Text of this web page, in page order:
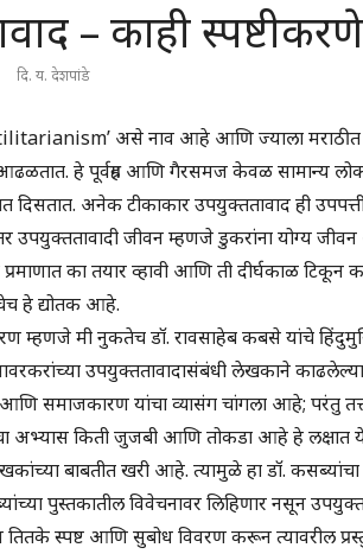
– काही स्पष्टीकरणे
दि. य. देशपांडे
असे नाव आहे आणि ज्याला मराठीत
हे पूर्वग्रह आणि गैरसमज केवळ सामान्य
दिसतात. अनेक टीकाकार उपयुक्ततावाद ही
जीवन म्हणजे डुकरांना योग्य जीवन
का तयार व्हावी आणि ती दीर्घकाळ टिकून
हे द्योतक आहे.
म्हणजे मी नुकतेच डॉ. रावसाहेब कबसे यांचे
उपयुक्ततावादासंबंधी लेखकाने
समाजकारण यांचा व्यासंग चांगला आहे; परंतु
अभ्यास किती जुजबी आणि तोकडा आहे हे लक्षात
बाबतीत खरी आहे. त्यामुळे हा डॉ.
पुस्तकातील विवेचनावर लिहिणार नसून
स्पष्ट आणि सुबोध विवरण करून त्यावरील